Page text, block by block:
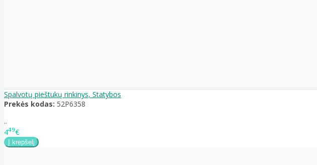
Spalvotų pieštukų rinkinys, Statybos
Prekės kodas: 52P6358
..
449€